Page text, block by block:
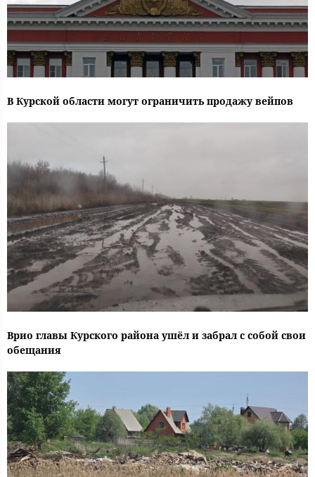
В Курской области могут ограничить продажу вейпов
Врио главы Курского района ушёл и забрал с собой свои
обещания